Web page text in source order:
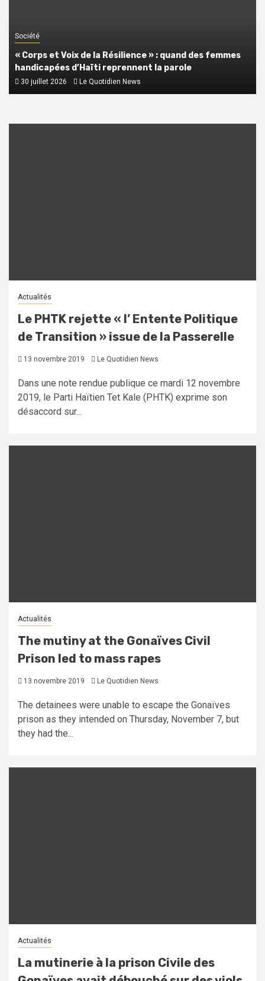
Société
« Corps et Voix de la Résilience » : quand des femmes
handicapées d’Haïti reprennent la parole
30 juillet 2026 Le Quotidien News
Actualités
Le PHTK rejette « l’ Entente Politique
de Transition » issue de la Passerelle
13 novembre 2019 Le Quotidien News
Dans une note rendue publique ce mardi 12 novembre
2019, le Parti Haïtien Tet Kale (PHTK) exprime son
désaccord sur...
Actualités
The mutiny at the Gonaïves Civil
Prison led to mass rapes
13 novembre 2019 Le Quotidien News
The detainees were unable to escape the Gonaïves
prison as they intended on Thursday, November 7, but
they had the...
Actualités
La mutinerie à la prison Civile des